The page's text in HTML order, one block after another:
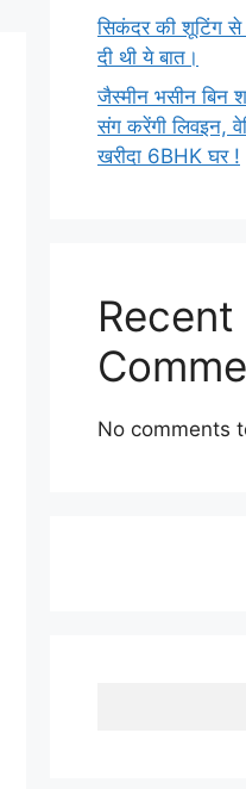
सिकंदर की शूटिंग से
दी थी ये बात।
जैस्मीन भसीन बिन
संग करेंगी लिवइन,
खरीदा 6BHK घर !
Recent
No comments